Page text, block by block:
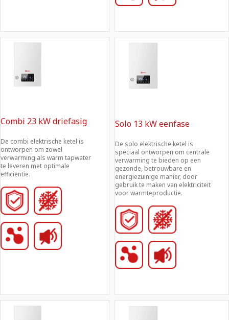
Combi 23 kW driefasig
De combi elektrische ketel is
ontworpen om zowel
verwarming als warm tapwater
te leveren met optimale
efficiëntie.
Solo 13 kW eenfase
De solo elektrische ketel is
speciaal ontworpen om centrale
verwarming te bieden op een
gezonde, betrouwbare en
energiezuinige manier, door
gebruik te maken van elektriciteit
voor warmteproductie.